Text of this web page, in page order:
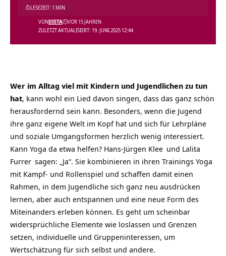
ZULETZT AKTUALISIERT: 19. JUNI 2025 12:44
VONDIETA VOR 15 JAHREN
LESEZEIT: 1 MIN
Wer im Alltag viel mit Kindern und Jugendlichen zu tun
hat, kann wohl ein Lied davon singen, dass das ganz schön
herausfordernd sein kann. Besonders, wenn die Jugend
ihre ganz eigene Welt im Kopf hat und sich für Lehrpläne
und soziale Umgangsformen herzlich wenig interessiert.
Kann Yoga da etwa helfen? Hans-Jürgen Klee und Lalita
Furrer sagen: „Ja“. Sie kombinieren in ihren Trainings Yoga
mit Kampf- und Rollenspiel und schaffen damit einen
Rahmen, in dem Jugendliche sich ganz neu ausdrücken
lernen, aber auch entspannen und eine neue Form des
Miteinanders erleben können. Es geht um scheinbar
widersprüchliche Elemente wie loslassen und Grenzen
setzen, individuelle und Gruppeninteressen, um
Wertschätzung für sich selbst und andere.